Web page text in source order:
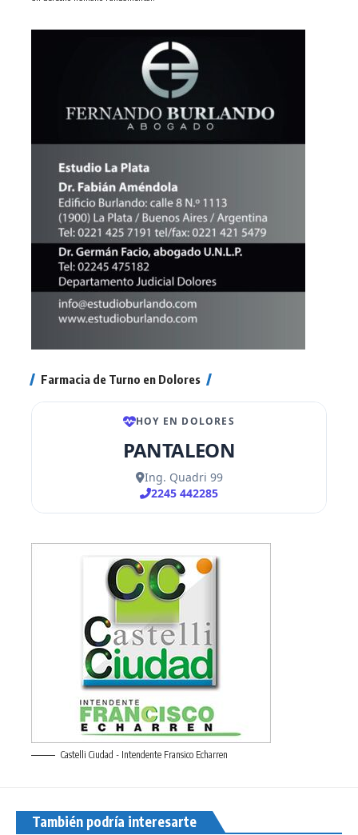
Farmacia de Turno en Dolores
Castelli Ciudad - Intendente Fransico Echarren
También podría interesarte